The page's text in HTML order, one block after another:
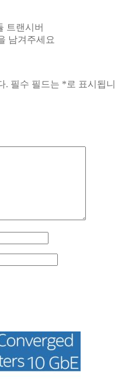
트랜시버
남겨주세요
. 필수 필드는 * 로 표시됩니